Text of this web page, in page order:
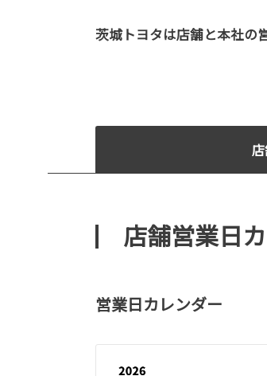
茨城トヨタは店舗と本社の
店舗営業日
営業日カレンダー